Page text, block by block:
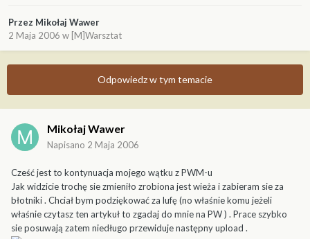
Przez Mikołaj Wawer
2 Maja 2006 w [M]Warsztat
Odpowiedz w tym temacie
Mikołaj Wawer
Napisano 2 Maja 2006
Cześć jest to kontynuacja mojego wątku z PWM-u
Jak widzicie trochę sie zmieniło zrobiona jest wieża i zabieram sie za
błotniki . Chciał bym podziękować za lufę (no właśnie komu jeżeli
właśnie czytasz ten artykuł to zgadaj do mnie na PW ) . Prace szybko
sie posuwają zatem niedługo przewiduje następny upload .